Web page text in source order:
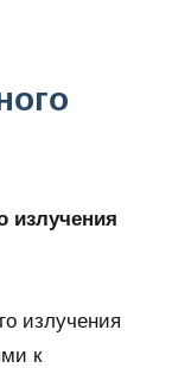
излучения
излучения
к